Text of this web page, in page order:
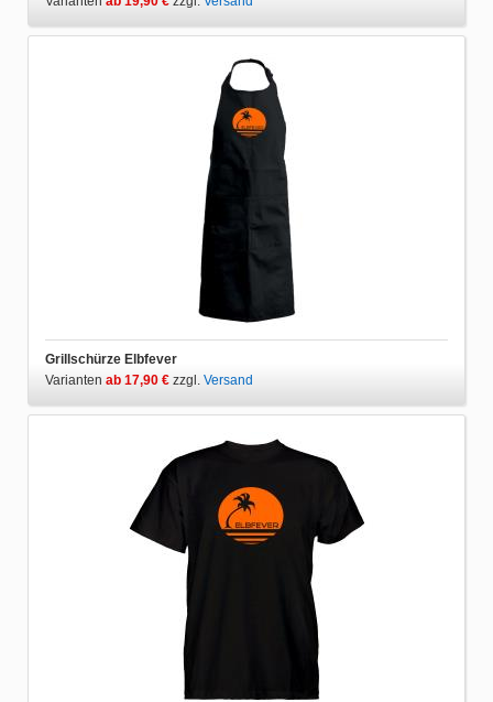
Grillschürze Elbfever
Varianten ab 17,90 € zzgl. Versand